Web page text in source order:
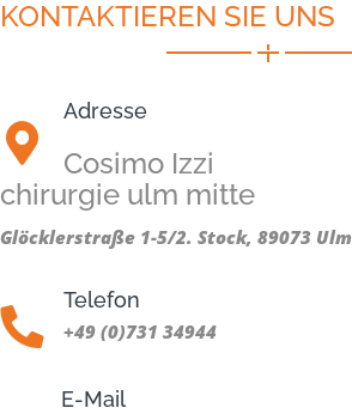
KONTAKTIEREN SIE UNS
Adresse
Cosimo Izzi
chirurgie ulm mitte
Glöcklerstraße 1-5/2. Stock, 89073 Ulm
Telefon
+49 (0)731 34944
E-Mail